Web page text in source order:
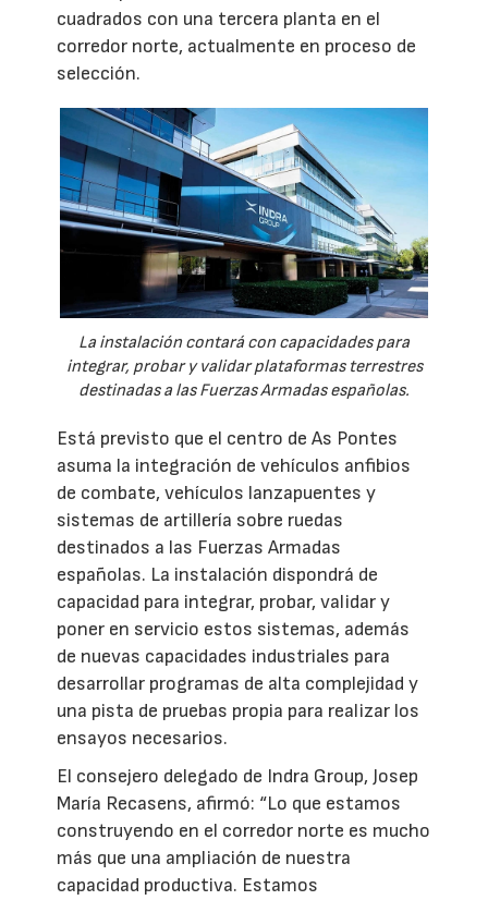
cuadrados con una tercera planta en el
corredor norte, actualmente en proceso de
selección.
La instalación contará con capacidades para
integrar, probar y validar plataformas terrestres
destinadas a las Fuerzas Armadas españolas.
Está previsto que el centro de As Pontes
asuma la integración de vehículos anfibios
de combate, vehículos lanzapuentes y
sistemas de artillería sobre ruedas
destinados a las Fuerzas Armadas
españolas. La instalación dispondrá de
capacidad para integrar, probar, validar y
poner en servicio estos sistemas, además
de nuevas capacidades industriales para
desarrollar programas de alta complejidad y
una pista de pruebas propia para realizar los
ensayos necesarios.
El consejero delegado de Indra Group, Josep
María Recasens, afirmó: “Lo que estamos
construyendo en el corredor norte es mucho
más que una ampliación de nuestra
capacidad productiva. Estamos